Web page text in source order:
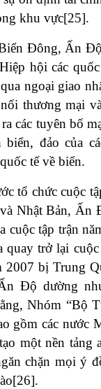
khu vực[25].
Đông, Ấn
hội các
ngoại giao
thương mại
các tuyên bố
biển, đảo của
tế về biển.
tổ chức cuộc
Nhật Bản, Ấn
cuộc tập trận
quay trở lại
2007 bị Trung
Độ dường
Nhóm “Bộ
gồm các nước
một nền tảng
chặn mọi ý
[26].